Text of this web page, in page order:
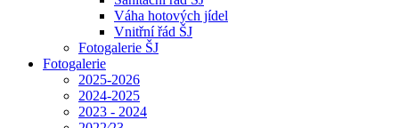
Váha hotových jídel
Vnitřní řád ŠJ
Fotogalerie ŠJ
Fotogalerie
2025-2026
2024-2025
2023 - 2024